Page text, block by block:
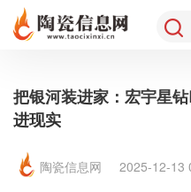
把银河装进家：宏宇星
进现实
陶瓷信息网 2025-12-13